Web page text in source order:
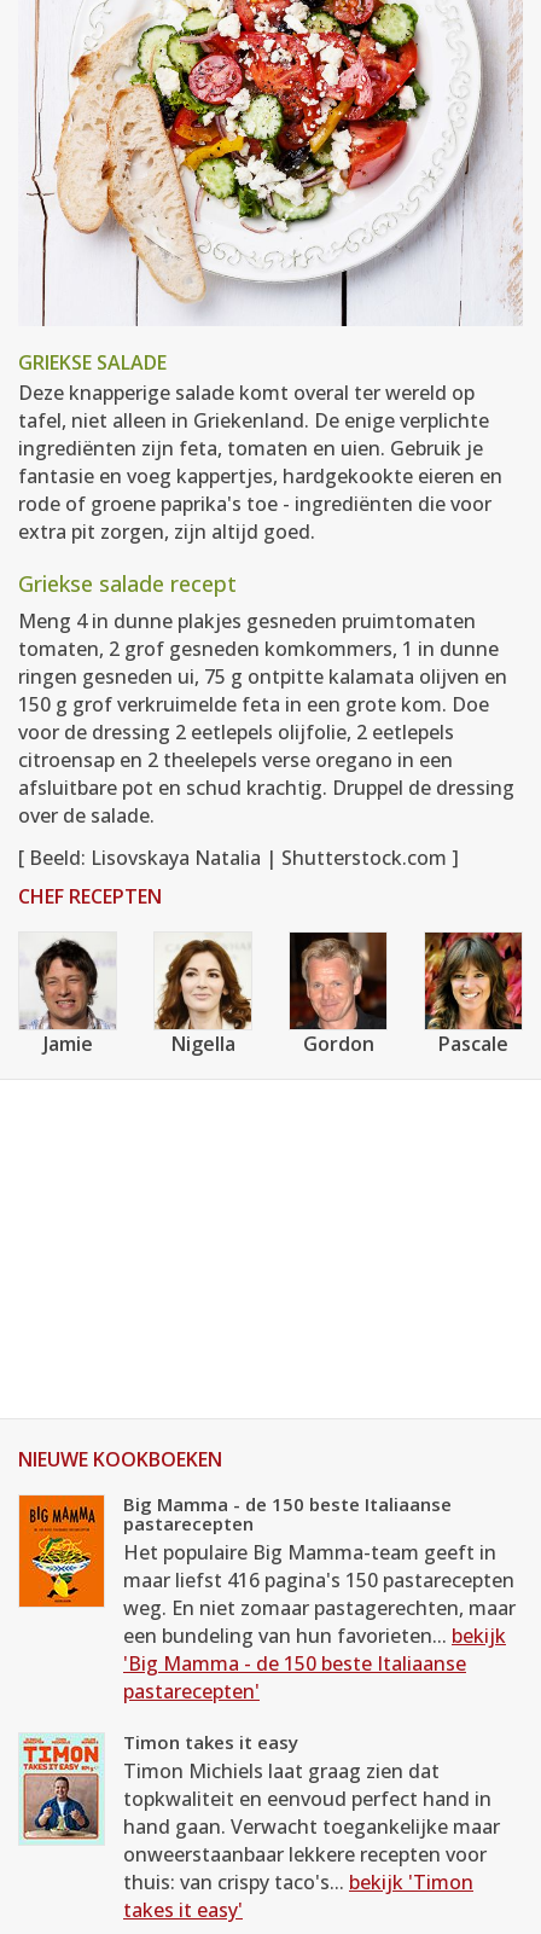
GRIEKSE SALADE
Deze knapperige salade komt overal ter wereld op
tafel, niet alleen in Griekenland. De enige verplichte
ingrediënten zijn feta, tomaten en uien. Gebruik je
fantasie en voeg kappertjes, hardgekookte eieren en
rode of groene paprika's toe - ingrediënten die voor
extra pit zorgen, zijn altijd goed.
Griekse salade recept
Meng 4 in dunne plakjes gesneden pruimtomaten
tomaten, 2 grof gesneden komkommers, 1 in dunne
ringen gesneden ui, 75 g ontpitte kalamata olijven en
150 g grof verkruimelde feta in een grote kom. Doe
voor de dressing 2 eetlepels olijfolie, 2 eetlepels
citroensap en 2 theelepels verse oregano in een
afsluitbare pot en schud krachtig. Druppel de dressing
over de salade.
[ Beeld: Lisovskaya Natalia | Shutterstock.com ]
CHEF RECEPTEN
Jamie Nigella Gordon Pascale
NIEUWE KOOKBOEKEN
Big Mamma - de 150 beste Italiaanse
pastarecepten
Het populaire Big Mamma-team geeft in
maar liefst 416 pagina's 150 pastarecepten
weg. En niet zomaar pastagerechten, maar
een bundeling van hun favorieten... bekijk
'Big Mamma - de 150 beste Italiaanse
pastarecepten'
Timon takes it easy
Timon Michiels laat graag zien dat
topkwaliteit en eenvoud perfect hand in
hand gaan. Verwacht toegankelijke maar
onweerstaanbaar lekkere recepten voor
thuis: van crispy taco's... bekijk 'Timon
takes it easy'